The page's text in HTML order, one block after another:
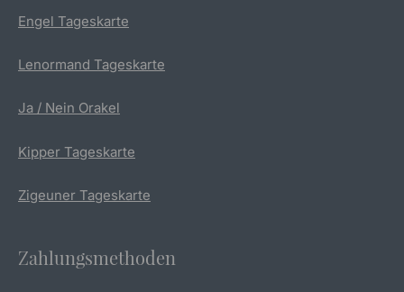
Engel Tageskarte
Lenormand Tageskarte
Ja / Nein Orakel
Kipper Tageskarte
Zigeuner Tageskarte
Zahlungsmethoden